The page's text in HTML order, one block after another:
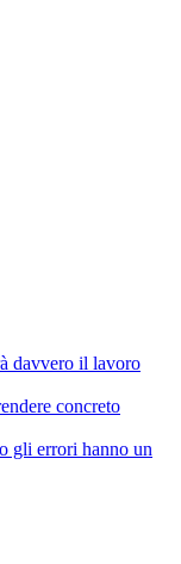
davvero il lavoro
concreto
gli errori hanno un